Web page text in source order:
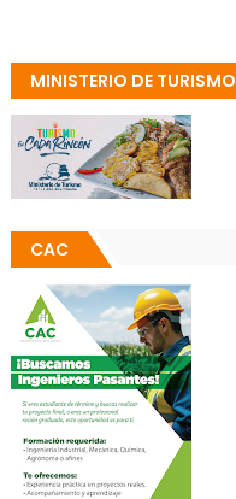
MINISTERIO DE TURISMO
CAC